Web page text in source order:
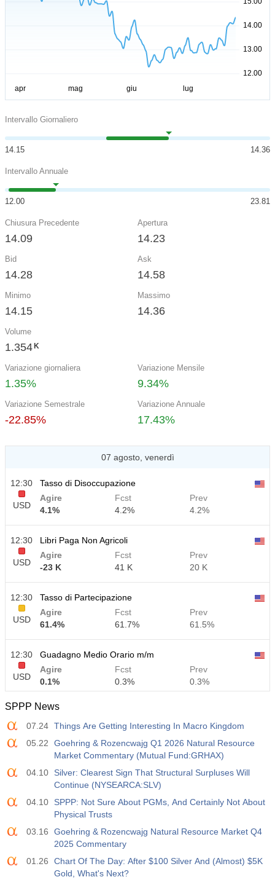
Intervallo Giornaliero
14.15 14.36
Intervallo Annuale
12.00 23.81
Chiusura Precedente
14.09
Apertura
14.23
Bid
14.28
Ask
14.58
Minimo
14.15
Massimo
14.36
Volume
1.354 K
Variazione giornaliera
1.35%
Variazione Mensile
9.34%
Variazione Semestrale
-22.85%
Variazione Annuale
17.43%
07 agosto, venerdì
12:30
USD
Tasso di Disoccupazione
Agire
4.1%
Fcst
4.2%
Prev
4.2%
12:30
USD
Libri Paga Non Agricoli
Agire
-23 K
Fcst
41 K
Prev
20 K
12:30
USD
Tasso di Partecipazione
Agire
61.4%
Fcst
61.7%
Prev
61.5%
12:30
USD
Guadagno Medio Orario m/m
Agire
0.1%
Fcst
0.3%
Prev
0.3%
12:30
Guadagno Medio Orario a/a
Agire
3.2%
Fcst
Prev
3.5%
12:30
Libri Paga Privati Non Agricoli
Agire
Fcst
12:30
Agire
Fcst
SPPP News
07.24 Things Are Getting Interesting In Macro Kingdom
05.22
Goehring & Rozencwajg Q1 2026 Natural Resource
Market Commentary (Mutual Fund:GRHAX)
04.10
Silver: Clearest Sign That Structural Surpluses Will
Continue (NYSEARCA:SLV)
04.10
SPPP: Not Sure About PGMs, And Certainly Not About
Physical Trusts
03.16
Goehring & Rozencwajg Natural Resource Market Q4
2025 Commentary
01.26
Chart Of The Day: After $100 Silver And (Almost) $5K
Gold, What's Next?